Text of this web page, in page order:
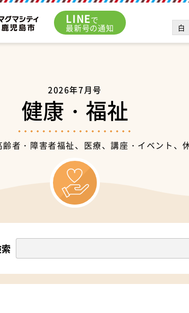
LINEで
最新号の通知 白
2026年7月号
健康・福祉
者・障害者福祉、医療、講座・イベント、